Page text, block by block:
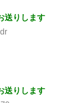
送りします
送りします